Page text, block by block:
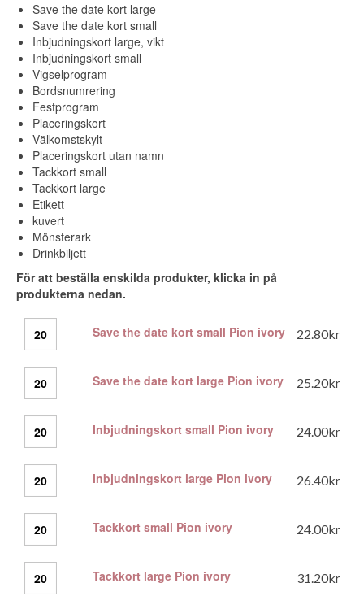
Save the date kort large
Save the date kort small
Inbjudningskort large, vikt
Inbjudningskort small
Vigselprogram
Bordsnumrering
Festprogram
Placeringskort
Välkomstskylt
Placeringskort utan namn
Tackkort small
Tackkort large
Etikett
kuvert
Mönsterark
Drinkbiljett
För att beställa enskilda produkter, klicka in på
produkterna nedan.
the
small
mängd
Save the date kort small Pion ivory 22.80kr
the
large
mängd
Save the date kort large Pion ivory 25.20kr
Inbjudningskort
small
mängd
Inbjudningskort small Pion ivory 24.00kr
Inbjudningskort
large
mängd
Inbjudningskort large Pion ivory 26.40kr
small
mängd
Tackkort small Pion ivory 24.00kr
large
Tackkort large Pion ivory 31.20kr